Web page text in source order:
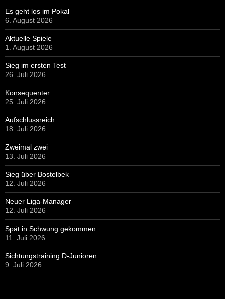
Es geht los im Pokal
6. August 2026
Aktuelle Spiele
1. August 2026
Sieg im ersten Test
26. Juli 2026
Konsequenter
25. Juli 2026
Aufschlussreich
18. Juli 2026
Zweimal zwei
13. Juli 2026
Sieg über Bostelbek
12. Juli 2026
Neuer Liga-Manager
12. Juli 2026
Spät in Schwung gekommen
11. Juli 2026
Sichtungstraining D-Junioren
9. Juli 2026